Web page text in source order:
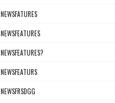
NEWSFATURES
NEWSFEATURES
NEWSFEATURES?
NEWSFEATURS
NEWSFRSDGG